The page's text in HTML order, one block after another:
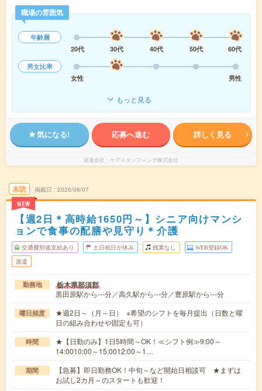
職場の雰囲気
年齢層
20代
30代 40代 50代
60代
男女比率
女性
男性
もっと見る
気になる! 応募へ進む 詳しく見る
派遣会社 ケアスタッフィング株式会社
未読
NEW
掲載日 2026/08/07
【週2日＊高時給1650円～】シニア向けマンシ
ョンで食事の配膳や見守り＊介護
交通費別途支給あり 土日祝日が休み 残業なし WEB登録OK
派遣
勤務地 栃木県那須郡
黒田原駅から---分／高久駅から---分／豊原駅から---分
曜日頻度
★週2日～（月～日） ※希望のシフトを毎月提出（日数と曜
日の組み合わせや固定も可）
時間
★【日勤のみ】1日5時間～OK！≪シフト例≫9:00～
14:0010:00～15:0012:00～1…
期間
【急募】即日勤務OK！中旬～など開始日相談可 ★まずは
お試し2カ月～のスタートも歓迎！